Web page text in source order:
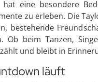
hat eine besondere
zu erleben. Die
bestehende
Ob beim Tanzen,
und bleibt in
läuft